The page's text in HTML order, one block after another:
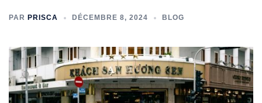
PAR PRISCA DÉCEMBRE 8, 2024 BLOG